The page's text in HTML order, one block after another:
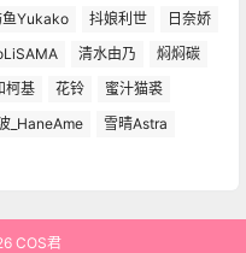
鱼Yukako 抖娘利世
日奈娇
清水由乃
焖焖碳
柯基 花铃
蜜汁猫裘
_HaneAme
雪晴Astra
COS君